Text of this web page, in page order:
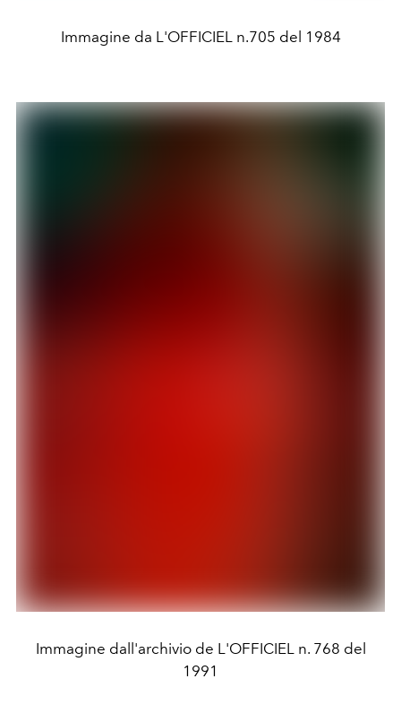
Immagine da L'OFFICIEL n.705 del 1984
Immagine dall'archivio de L'OFFICIEL n. 768 del
1991